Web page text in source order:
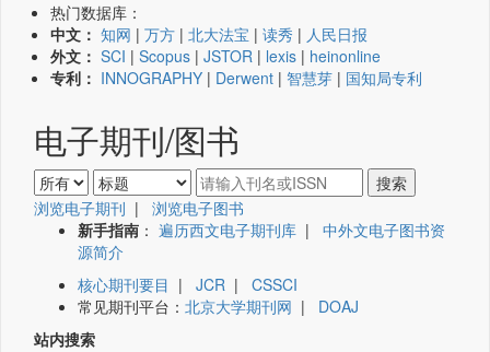
热门数据库：
中文： 知网 | 万方 | 北大法宝 | 读秀 | 人民日报
外文： SCI | Scopus | JSTOR | lexis | heinonline
专利： INNOGRAPHY | Derwent | 智慧芽 | 国知局专利
电子期刊/图书
浏览电子期刊 | 浏览电子图书
新手指南 ： 遍历西文电子期刊库 | 中外文电子图书资
源简介
核心期刊要目 | JCR | CSSCI
常见期刊平台： 北京大学期刊网 | DOAJ
站内搜索